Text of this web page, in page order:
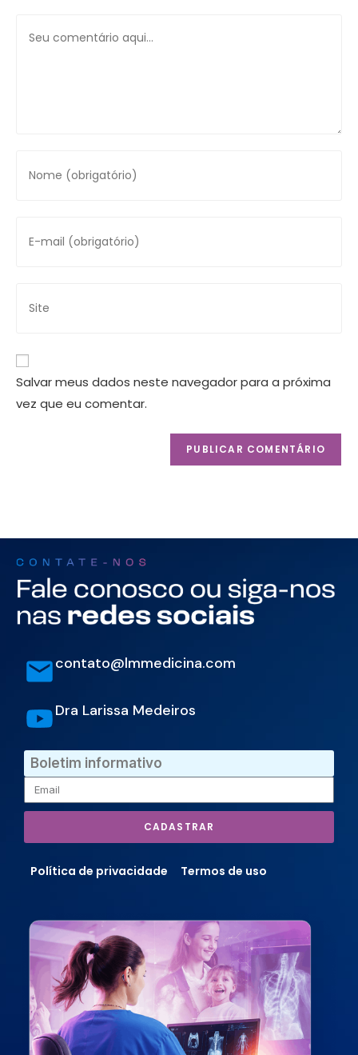
Salvar meus dados neste navegador para a próxima
vez que eu comentar.
contato@lmmedicina.com
Dra Larissa Medeiros
Boletim informativo
CADASTRAR
Política de privacidade Termos de uso